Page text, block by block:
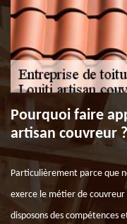
Pourquoi faire
artisan couvreur ?
Particulièrement parce que
exerce le métier de couvreur
disposons des compétences